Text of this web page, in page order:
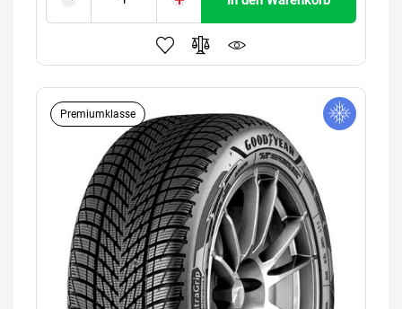
Premiumklasse